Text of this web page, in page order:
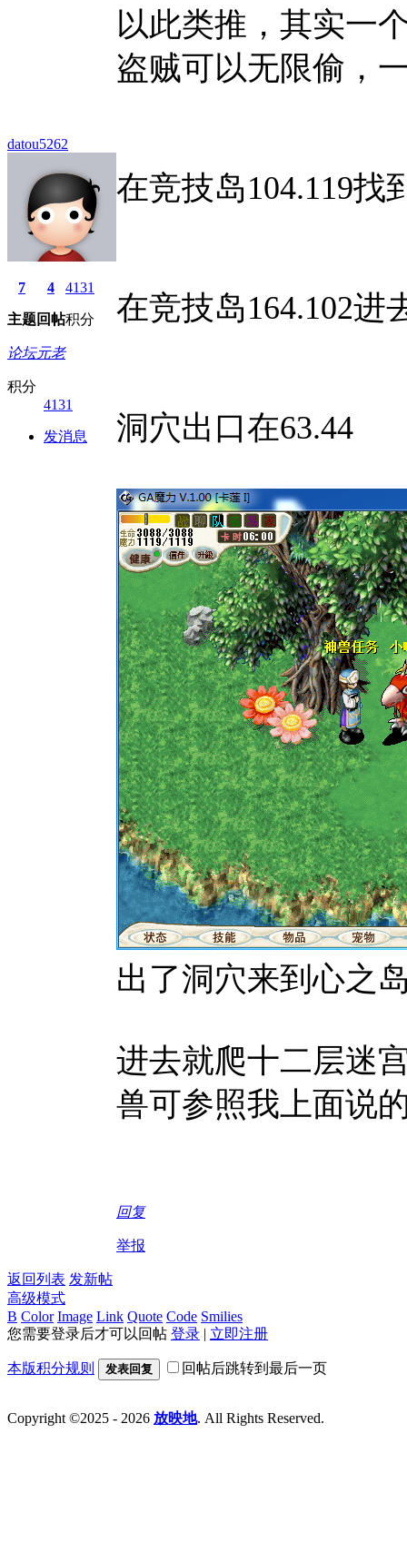
datou5262
7
主题
4
回帖
4131
积分
论坛元老
积分
4131
发消息
以此类推，其实一
盗贼可以无限偷，
在竞技岛104.119找
在竞技岛164.102进
洞穴出口在63.44
出了洞穴来到心之
进去就爬十二层迷
兽可参照我上面说
回复
举报
返回列表 发新帖
高级模式
B Color Image Link Quote Code Smilies
您需要登录后才可以回帖 登录 | 立即注册
本版积分规则 发表回复 回帖后跳转到最后一页
Copyright ©2025 - 2026 放映地. All Rights Reserved.